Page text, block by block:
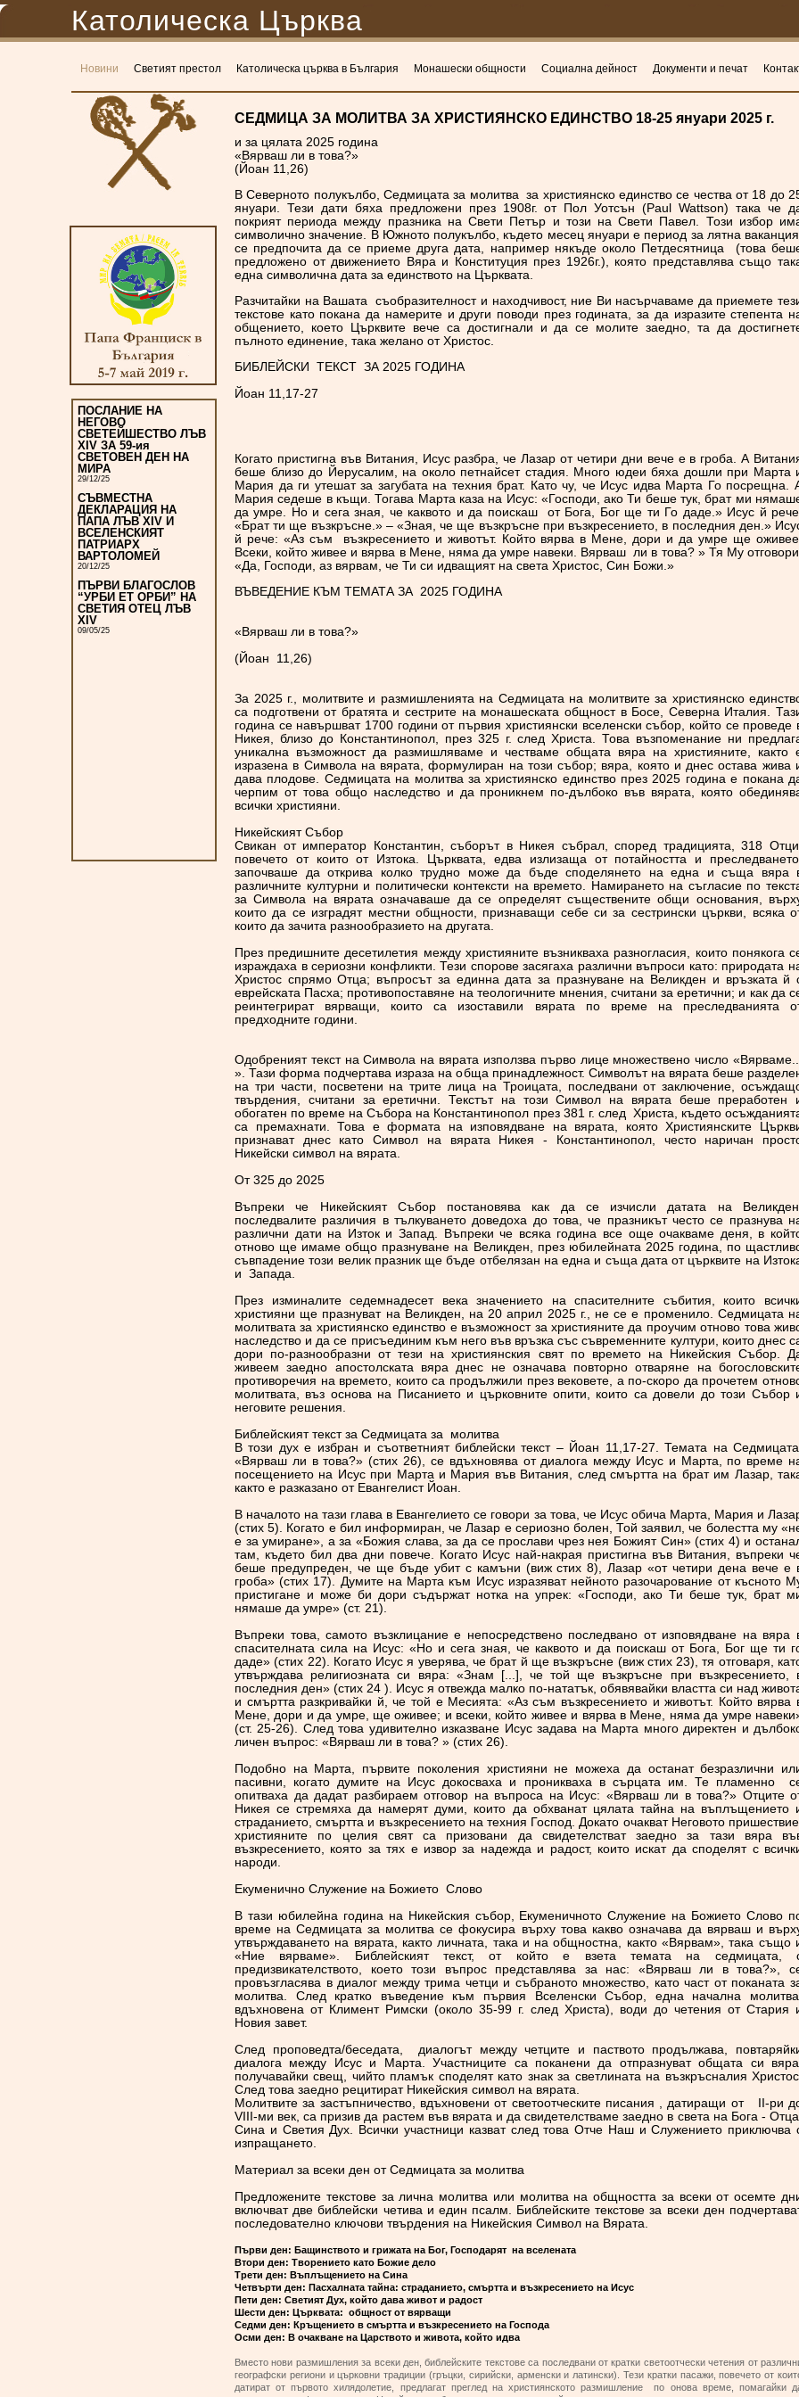
Католическа Църква
Новини Светият престол Католическа църква в България Монашески общности Социална дейност Документи и печат
ПОСЛАНИЕ НА
НЕГОВО
СВЕТЕЙШЕСТВО ЛЪВ
XIV ЗА 59-ия
СВЕТОВЕН ДЕН НА
МИРА
29/12/25
СЪВМЕСТНА
ДЕКЛАРАЦИЯ НА
ПАПА ЛЪВ XIV И
ВСЕЛЕНСКИЯТ
ПАТРИАРХ
ВАРТОЛОМЕЙ
20/12/25
ПЪРВИ БЛАГОСЛОВ
“УРБИ ЕТ ОРБИ” НА
СВЕТИЯ ОТЕЦ ЛЪВ
XIV
09/05/25
СЕДМИЦА ЗА МОЛИТВА ЗА ХРИСТИЯНСКО ЕДИНСТВО 18-25 януари 2025 г.
и за цялата 2025 година
«Вярваш ли в това?»
(Йоан 11,26)
В Северното полукълбо, Седмицата за молитва за християнско единство се чества от 18 до
януари. Тези дати бяха предложени през 1908г. от Пол Уотсън (Paul Wattson) така че
покрият периода между празника на Свети Петър и този на Свети Павел. Този избор
символично значение. В Южното полукълбо, където месец януари е период за лятна ваканция
се предпочита да се приеме друга дата, например някъде около Петдесятница (това
предложено от движението Вяра и Конституция през 1926г.), която представлява също
една символична дата за единството на Църквата.
Разчитайки на Вашата съобразителност и находчивост, ние Ви насърчаваме да приемете
текстове като покана да намерите и други поводи през годината, за да изразите степента
общението, което Църквите вече са достигнали и да се молите заедно, та да
пълното единение, така желано от Христос.
БИБЛЕЙСКИ ТЕКСТ ЗА 2025 ГОДИНА
Йоан 11,17-27
Когато пристигна във Витания, Исус разбра, че Лазар от четири дни вече е в гроба. А
беше близо до Йерусалим, на около петнайсет стадия. Много юдеи бяха дошли при Марта
Мария да ги утешат за загубата на техния брат. Като чу, че Исус идва Марта Го посрещна.
Мария седеше в къщи. Тогава Марта каза на Исус: «Господи, ако Ти беше тук, брат ми
да умре. Но и сега зная, че каквото и да поискаш от Бога, Бог ще ти Го даде.» Исус й
«Брат ти ще възкръсне.» – «Зная, че ще възкръсне при възкресението, в последния ден.»
й рече: «Аз съм възкресението и животът. Който вярва в Мене, дори и да умре ще оживее.
Всеки, който живее и вярва в Мене, няма да умре навеки. Вярваш ли в това? » Тя Му
«Да, Господи, аз вярвам, че Ти си идващият на света Христос, Син Божи.»
ВЪВЕДЕНИЕ КЪМ ТЕМАТА ЗА 2025 ГОДИНА
«Вярваш ли в това?»
(Йоан 11,26)
За 2025 г., молитвите и размишленията на Седмицата на молитвите за християнско
са подготвени от братята и сестрите на монашеската общност в Босе, Северна Италия.
година се навършват 1700 години от първия християнски вселенски събор, който се проведе
Никея, близо до Константинопол, през 325 г. след Христа. Това възпоменание ни
уникална възможност да размишляваме и честваме общата вяра на християните, както
изразена в Символа на вярата, формулиран на този събор; вяра, която и днес остава жива
дава плодове. Седмицата на молитва за християнско единство през 2025 година е покана
черпим от това общо наследство и да проникнем по-дълбоко във вярата, която
всички християни.
Никейският Събор
Свикан от император Константин, съборът в Никея събрал, според традицията, 318 Отци,
повечето от които от Изтока. Църквата, едва излизаща от потайността и преследването,
започваше да открива колко трудно може да бъде споделянето на една и съща вяра
различните културни и политически контексти на времето. Намирането на съгласие по
за Символа на вярата означаваше да се определят съществените общи основания,
които да се изградят местни общности, признаващи себе си за сестрински църкви, всяка
които да зачита разнообразието на другата.
През предишните десетилетия между християните възникваха разногласия, които понякога
израждаха в сериозни конфликти. Тези спорове засягаха различни въпроси като: природата
Христос спрямо Отца; въпросът за единна дата за празнуване на Великден и връзката й
еврейската Пасха; противопоставяне на теологичните мнения, считани за еретични; и как да
реинтегрират вярващи, които са изоставили вярата по време на преследванията
предходните години.
Одобреният текст на Символа на вярата използва първо лице множествено число «Вярваме...
». Тази форма подчертава израза на обща принадлежност. Символът на вярата беше
на три части, посветени на трите лица на Троицата, последвани от заключение,
твърдения, считани за еретични. Текстът на този Символ на вярата беше преработен
обогатен по време на Събора на Константинопол през 381 г. след Христа, където
са премахнати. Това е формата на изповядване на вярата, която Християнските
признават днес като Символ на вярата Никея - Константинопол, често наричан
Никейски символ на вярата.
От 325 до 2025
Въпреки че Никейският Събор постановява как да се изчисли датата на Великден,
последвалите различия в тълкуването доведоха до това, че празникът често се празнува
различни дати на Изток и Запад. Въпреки че всяка година все още очакваме деня, в
отново ще имаме общо празнуване на Великден, през юбилейната 2025 година, по
съвпадение този велик празник ще бъде отбелязан на една и съща дата от църквите на
и Запада.
През изминалите седемнадесет века значението на спасителните събития, които
християни ще празнуват на Великден, на 20 април 2025 г., не се е променило. Седмицата
молитвата за християнско единство е възможност за християните да проучим отново това
наследство и да се присъединим към него във връзка със съвременните култури, които днес
дори по-разнообразни от тези на християнския свят по времето на Никейския Събор.
живеем заедно апостолската вяра днес не означава повторно отваряне на
противоречия на времето, които са продължили през вековете, а по-скоро да прочетем
молитвата, въз основа на Писанието и църковните опити, които са довели до този Събор
неговите решения.
Библейският текст за Седмицата за молитва
В този дух е избран и съответният библейски текст – Йоан 11,17-27. Темата на Седмицата,
«Вярваш ли в това?» (стих 26), се вдъхновява от диалога между Исус и Марта, по време
посещението на Исус при Марта и Мария във Витания, след смъртта на брат им Лазар,
както е разказано от Евангелист Йоан.
В началото на тази глава в Евангелието се говори за това, че Исус обича Марта, Мария и
(стих 5). Когато е бил информиран, че Лазар е сериозно болен, Той заявил, че болестта му
е за умиране», а за «Божия слава, за да се прослави чрез нея Божият Син» (стих 4) и
там, където бил два дни повече. Когато Исус най-накрая пристигна във Витания, въпреки
беше предупреден, че ще бъде убит с камъни (виж стих 8), Лазар «от четири дена вече е
гроба» (стих 17). Думите на Марта към Исус изразяват нейното разочарование от късното
пристигане и може би дори съдържат нотка на упрек: «Господи, ако Ти беше тук, брат
нямаше да умре» (ст. 21).
Въпреки това, самото възклицание е непосредствено последвано от изповядване на вяра
спасителната сила на Исус: «Но и сега зная, че каквото и да поискаш от Бога, Бог ще ти
даде» (стих 22). Когато Исус я уверява, че брат й ще възкръсне (виж стих 23), тя отговаря,
утвърждава религиозната си вяра: «Знам [...], че той ще възкръсне при възкресението,
последния ден» (стих 24 ). Исус я отвежда малко по-нататък, обявявайки властта си над
и смъртта разкривайки й, че той е Месията: «Аз съм възкресението и животът. Който вярва
Мене, дори и да умре, ще оживее; и всеки, който живее и вярва в Мене, няма да умре
(ст. 25-26). След това удивително изказване Исус задава на Марта много директен и
личен въпрос: «Вярваш ли в това? » (стих 26).
Подобно на Марта, първите поколения християни не можеха да останат безразлични
пасивни, когато думите на Исус докосваха и проникваха в сърцата им. Те пламенно
опитваха да дадат разбираем отговор на въпроса на Исус: «Вярваш ли в това?» Отците
Никея се стремяха да намерят думи, които да обхванат цялата тайна на въплъщението
страданието, смъртта и възкресението на техния Господ. Докато очакват Неговото пришествие,
християните по целия свят са призовани да свидетелстват заедно за тази вяра
възкресението, която за тях е извор за надежда и радост, които искат да споделят с
народи.
Екуменично Служение на Божието Слово
В тази юбилейна година на Никейския събор, Екуменичното Служение на Божието Слово
време на Седмицата за молитва се фокусира върху това какво означава да вярваш и
утвърждаването на вярата, както личната, така и на общностна, както «Вярвам», така също
«Ние вярваме». Библейският текст, от който е взета темата на седмицата,
предизвикателството, което този въпрос представлява за нас: «Вярваш ли в това?»,
провъзгласява в диалог между трима четци и събраното множество, като част от поканата
молитва. След кратко въведение към първия Вселенски Събор, една начална молитва,
вдъхновена от Климент Римски (около 35-99 г. след Христа), води до четения от Стария
Новия завет.
След проповедта/беседата, диалогът между четците и паството продължава,
диалога между Исус и Марта. Участниците са поканени да отпразнуват общата си вяра,
получавайки свещ, чийто пламък споделят като знак за светлината на възкръсналия Христос.
След това заедно рецитират Никейския символ на вярата.
Молитвите за застъпничество, вдъхновени от светоотческите писания , датиращи от II-ри
VIII-ми век, са призив да растем във вярата и да свидетелстваме заедно в света на Бога - Отца,
Сина и Светия Дух. Всички участници казват след това Отче Наш и Служението приключва
изпращането.
Материал за всеки ден от Седмицата за молитва
Предложените текстове за лична молитва или молитва на общността за всеки от осемте
включват две библейски четива и един псалм. Библейските текстове за всеки ден
последователно ключови твърдения на Никейския Символ на Вярата.
Първи ден: Бащинството и грижата на Бог, Господарят на вселената
Втори ден: Творението като Божие дело
Трети ден: Въплъщението на Сина
Четвърти ден: Пасхалната тайна: страданието, смъртта и възкресението на Исус
Пети ден: Светият Дух, който дава живот и радост
Шести ден: Църквата: общност от вярващи
Седми ден: Кръщението в смъртта и възкресението на Господа
Осми ден: В очакване на Царството и живота, който идва
Вместо нови размишления за всеки ден, библейските текстове са последвани от кратки светоотчески четения от
географски региони и църковни традиции (гръцки, сирийски, арменски и латински). Тези кратки пасажи, повечето от
датират от първото хилядолетие, предлагат преглед на християнското размишление по онова време, помагайки